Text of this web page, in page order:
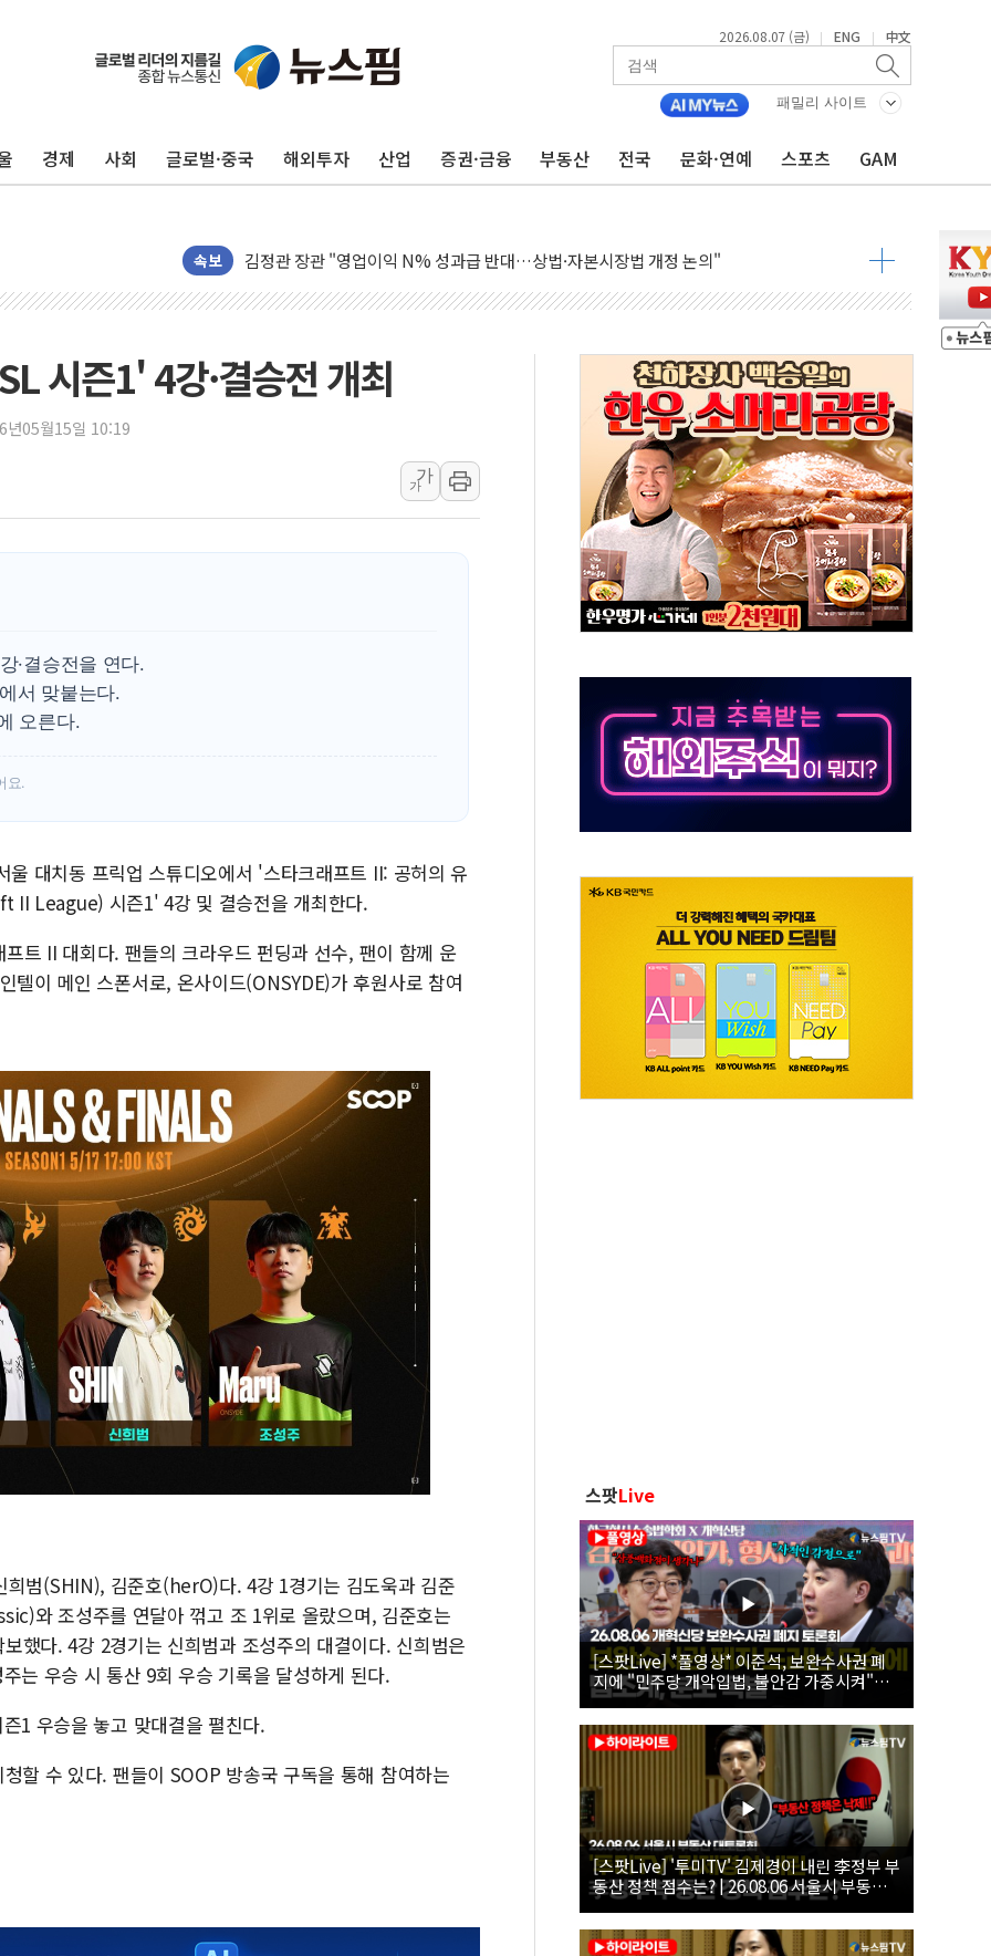
2026.08.07 (금) | ENG | 中文
패밀리 사이트
경제 사회 글로벌·중국 해외투자 산업 증권·금융 부동산 전국 문화·연예 스포츠 GAM
속보
구광모, 내주 실리콘밸리서 젠슨 황 재회…로봇·AI 데이터센터·모빌리티 구체화
뉴욕증시 개장 전 특징주...모더나·아이온큐·도어대시↑ VS 샌디스크·피그마·앱러빈↓
뉴욕증시 프리뷰, 미 주가선물 AI주 차익실현 속 혼조세...웨스턴디지털·샌디스크↓
청와대, 북한 단거리 탄도미사일 발사에 긴급 안보 점검회의
[인도증시] 중동 긴장 완화에 실적 호조까지, 상승...호실적 보고 기업 상승세 뚜렷
러, 1인칭시점 드론으로 우크라 민간인 '사파리' 공격… 시민들 공포감 극대화 전략
[베트남 증시] 지수 하락 속 'DGC' 임시 주총 기대감에 홀로 상한가…마진 잔액은 사상 최고
'월가의 황제' 다이먼 "금융시장 레버리지 위험수위…숨은 차입이 더 큰 변수"
양주 섬유염색공장서 화재 1명 중상…대응 1단계 진압 중
김정관 산업부 장관 "주 52시간 손봐야, 경쟁상대 中과 비교해야"
해군 1함대 창설 80주년…지역과 함께하는 '선봉'의 대민 봉사
[3보] 북, 원산서 동해로 단거리 탄도미사일 1발 발사… 올해 10번째·42일 만 도발
우크라 드론 전술, 중남미 콜롬비아에 새 안보 위기… 반군·마약카르텔이 습득해 전투 활용
구미 폐염산처리업체서 불 2시간30여분만에 진화...외국인 노동자 숨져
강원도 폭염특보 11일째…온열질환·가축 피해 최소화 '총력 대응'
시즌1' 4강·결승전 개최
년05월15일 10:19
가
가
·결승전을 연다.
서 맞붙는다.
오른다.
요.
대치동 프릭업 스튜디오에서 '스타크래프트 II: 공허의 유
II League) 시즌1' 4강 및 결승전을 개최한다.
트 II 대회다. 팬들의 크라우드 펀딩과 선수, 팬이 함께 운
텔이 메인 스폰서로, 온사이드(ONSYDE)가 후원사로 참여
범(SHIN), 김준호(herO)다. 4강 1경기는 김도욱과 김준
와 조성주를 연달아 꺾고 조 1위로 올랐으며, 김준호는
했다. 4강 2경기는 신희범과 조성주의 대결이다. 신희범은
는 우승 시 통산 9회 우승 기록을 달성하게 된다.
1 우승을 놓고 맞대결을 펼친다.
할 수 있다. 팬들이 SOOP 방송국 구독을 통해 참여하는
스팟Live
[스팟Live] *풀영상* 이준석, 보완수사권 폐
지에 "민주당 개악입법, 불안감 가중시켜"｜
26.08.06 개혁신당 보완수사권 폐지 토론회
[스팟Live] '투미TV' 김제경이 내린 李정부 부
동산 정책 점수는? | 26.08.06 서울시 부동산
대토론회